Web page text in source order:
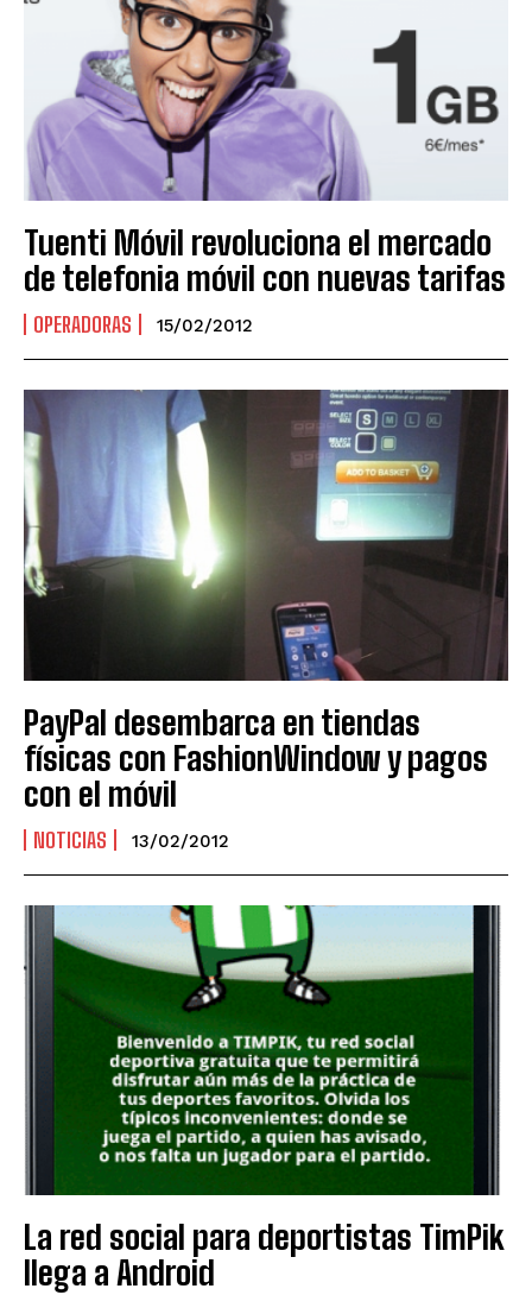
Tuenti Móvil revoluciona el mercado
de telefonia móvil con nuevas tarifas
OPERADORAS 15/02/2012
PayPal desembarca en tiendas
físicas con FashionWindow y pagos
con el móvil
NOTICIAS 13/02/2012
La red social para deportistas TimPik
llega a Android